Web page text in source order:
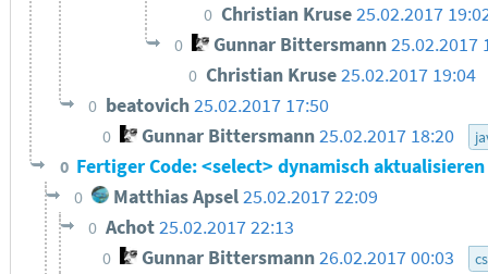
0 Christian Kruse25.02.2017
0 Gunnar Bittersmann25.02.2017
0 Christian Kruse25.02.2017 19:04
0 beatovich25.02.2017 17:50
0 Gunnar Bittersmann25.02.2017 18:20
0 Fertiger Code: <select> dynamisch
0 Matthias Apsel 25.02.2017 22:09
0 Achot25.02.2017 22:13
0 Gunnar Bittersmann26.02.2017 00:03